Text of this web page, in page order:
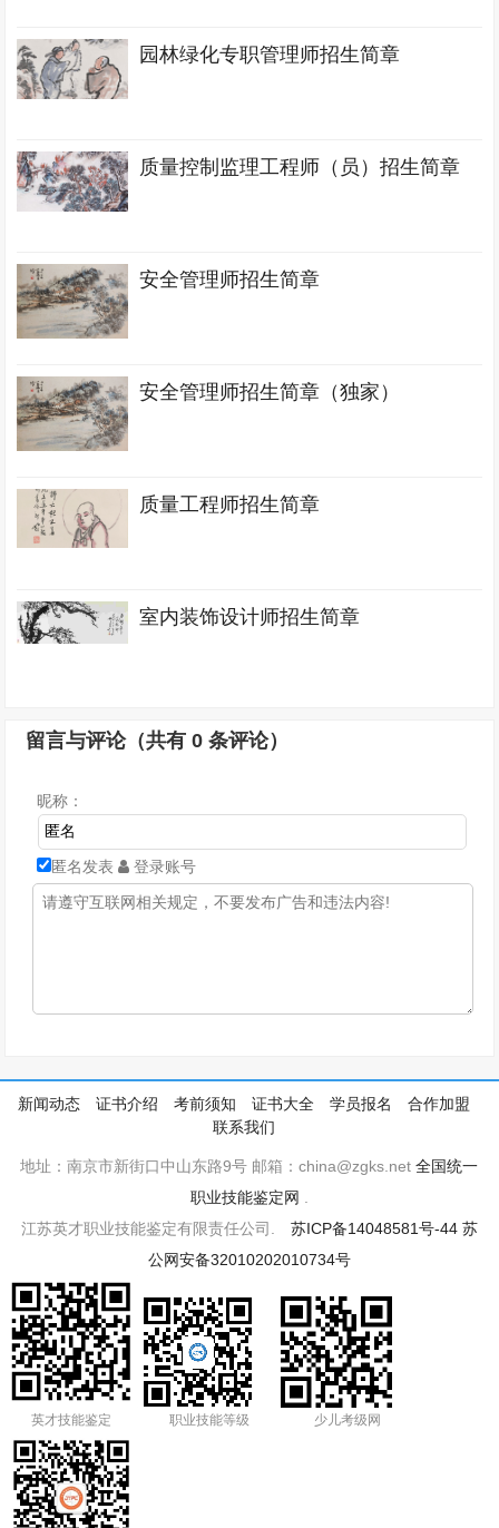
园林绿化专职管理师招生简章
质量控制监理工程师（员）招生简章
安全管理师招生简章
安全管理师招生简章（独家）
质量工程师招生简章
室内装饰设计师招生简章
留言与评论（共有0 条评论）
昵称：
匿名发表 登录账号
新闻动态 证书介绍 考前须知 证书大全 学员报名
合作加盟
联系我们
地址：南京市新街口中山东路9号 邮箱：china@zgks.net全国统一
职业技能鉴定网
江苏英才职业技能鉴定有限责任公司. 苏ICP备14048581号-44 苏
公网安备32010202010734号
英才技能鉴定 职业技能等级 少儿考级网